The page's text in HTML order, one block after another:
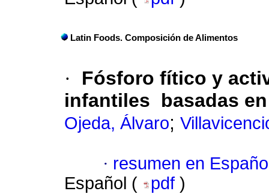
Latin Foods. Composición de Alimentos
·
Fósforo fítico y
infantiles basadas
Ojeda, Álvaro;
· resumen en
Español (
pdf )